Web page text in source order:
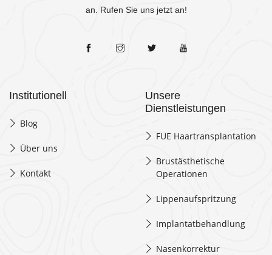
an. Rufen Sie uns jetzt an!
Institutionell
Blog
Über uns
Kontakt
Unsere
Dienstleistungen
FUE Haartransplantation
Brustästhetische
Operationen
Lippenaufspritzung
Implantatbehandlung
Nasenkorrektur